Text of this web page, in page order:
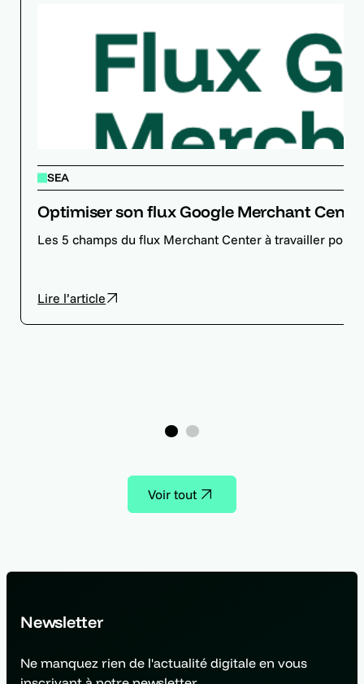
SEA
Optimiser son flux Google Merchant
Les 5 champs du flux Merchant Center à travailler
Lire l’article
Voir tout
Newsletter
Ne manquez rien de l'actualité digitale en vous